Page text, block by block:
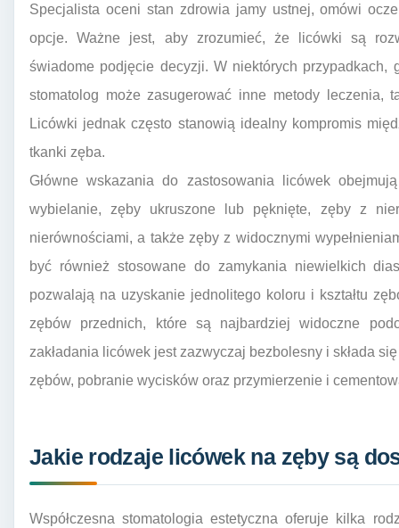
Specjalista oceni stan zdrowia jamy ustnej, omówi
opcje. Ważne jest, aby zrozumieć, że licówki są
świadome podjęcie decyzji. W niektórych przypadkach,
stomatolog może zasugerować inne metody leczenia,
Licówki jednak często stanowią idealny kompromis
tkanki zęba.
Główne wskazania do zastosowania licówek
wybielanie, zęby ukruszone lub pęknięte, zęby z
nierównościami, a także zęby z widocznymi
być również stosowane do zamykania niewielkich
pozwalają na uzyskanie jednolitego koloru i kształtu
zębów przednich, które są najbardziej widoczne
zakładania licówek jest zazwyczaj bezbolesny i składa
zębów, pobranie wycisków oraz przymierzenie i
Jakie rodzaje licówek na zęby są
Współczesna stomatologia estetyczna oferuje kilka